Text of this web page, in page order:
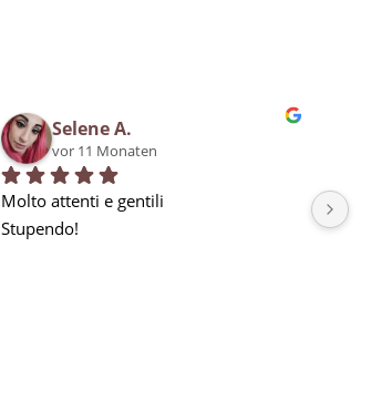
Selene A.
vor 11 Monaten
Molto attenti e gentili
Stupendo!